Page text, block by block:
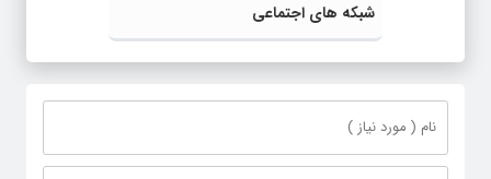
شبکه های اجتماعی